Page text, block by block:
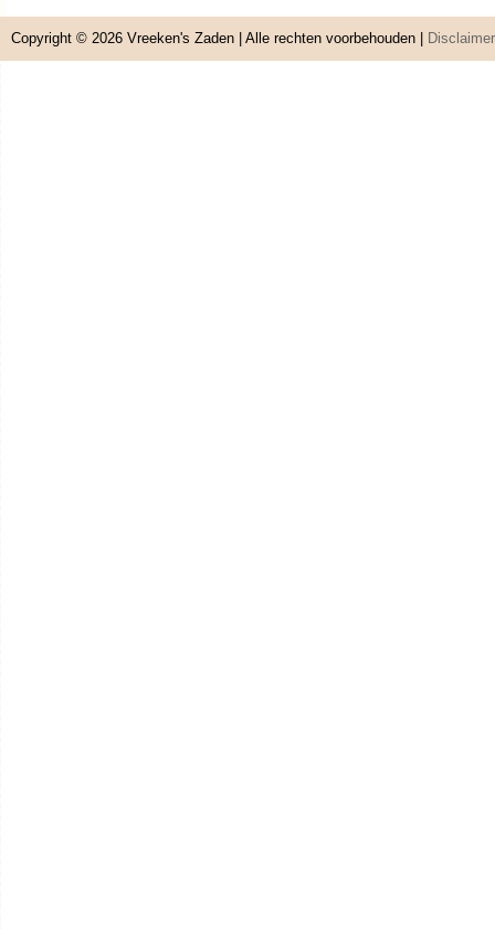
Copyright © 2026 Vreeken's Zaden | Alle rechten voorbehouden | Disclaimer